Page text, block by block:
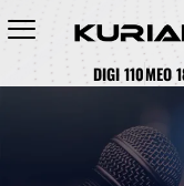
DIGI 110MEO